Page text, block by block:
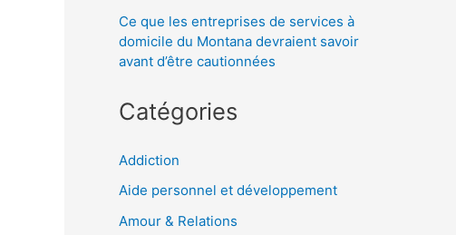
Ce que les entreprises de services à
domicile du Montana devraient savoir
avant d’être cautionnées
Catégories
Addiction
Aide personnel et développement
Amour & Relations